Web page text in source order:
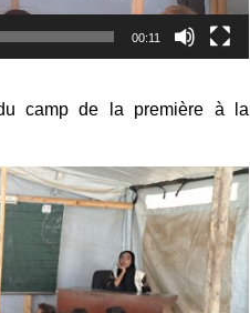
00:11
camp de la première à la